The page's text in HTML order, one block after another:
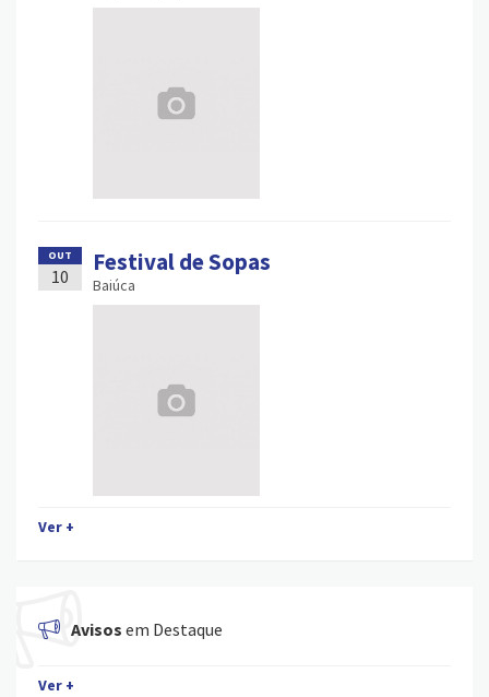
OUT
10 Festival de Sopas
Baiúca
Ver +
Avisos em Destaque
Ver +